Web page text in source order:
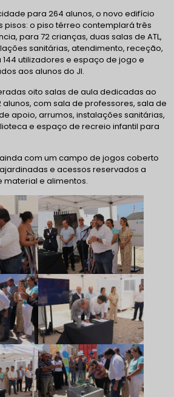
para 264 alunos, o novo edifício
o piso térreo contemplará três
para 72 crianças, duas salas de ATL,
sanitárias, atendimento, receção,
utilizadores e espaço de jogo e
aos alunos do JI.
oito salas de aula dedicadas ao
alunos, com sala de professores, sala de
apoio, arrumos, instalações sanitárias,
e espaço de recreio infantil para
com um campo de jogos coberto
e acessos reservados a
e alimentos.